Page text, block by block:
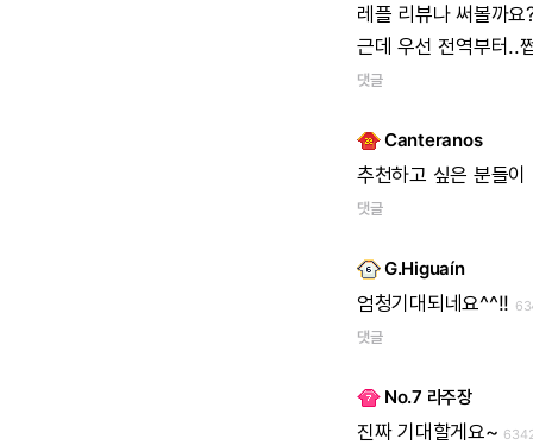
레플 리뷰나 써볼까요
근데우선 전역부터..
댓글
Canteranos
추천하고 싶은 분들이
댓글
G.Higuaín
엄청기대되네요^^!!
댓글
No.7 라주장
진짜 기대할게요~